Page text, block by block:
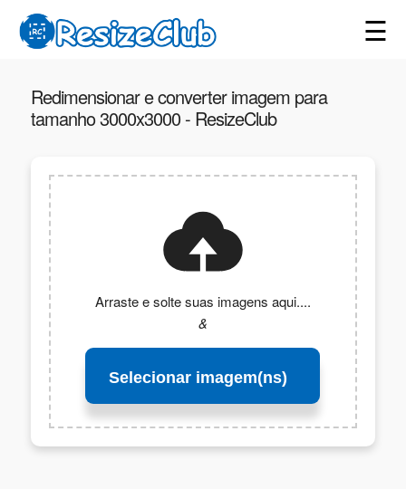
☰
Redimensionar e converter imagem para
tamanho 3000x3000 - ResizeClub
Arraste e solte suas imagens aqui....
&
Selecionar imagem(ns)